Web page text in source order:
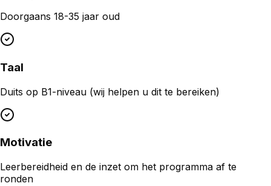
Doorgaans 18-35 jaar oud
Taal
Duits op B1-niveau (wij helpen u dit te bereiken)
Motivatie
Leerbereidheid en de inzet om het programma af te
ronden